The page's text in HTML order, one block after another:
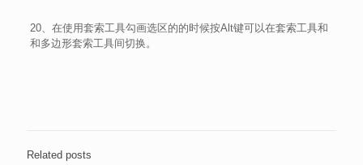
20、在使用套索工具勾画选区的的时候按Alt键可以在套索工具和
和多边形套索工具间切换。
Related posts